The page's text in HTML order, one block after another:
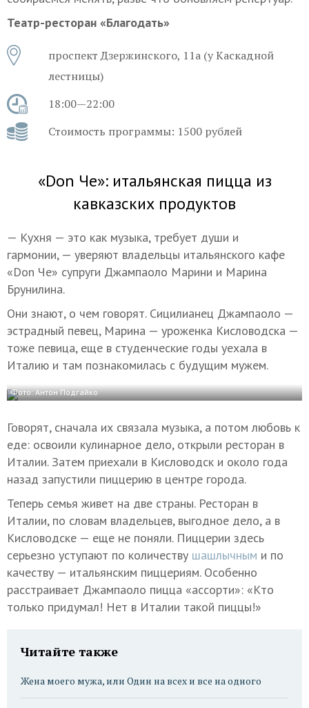
Театр-ресторан «Благодать»
проспект Дзержинского, 11а (у Каскадной
лестницы)
18:00—22:00
Стоимость программы: 1500 рублей
«Don Че»: итальянская пицца из
кавказских продуктов
— Кухня — это как музыка, требует души и
гармонии, — уверяют владельцы итальянского кафе
«Don Че» супруги Джампаоло Марини и Марина
Брунилина.
Они знают, о чем говорят. Сицилианец Джампаоло —
эстрадный певец, Марина — уроженка Кисловодска —
тоже певица, еще в студенческие годы уехала в
Италию и там познакомилась с будущим мужем.
Фото: Антон Подгайко
Говорят, сначала их связала музыка, а потом любовь к
еде: освоили кулинарное дело, открыли ресторан в
Италии. Затем приехали в Кисловодск и около года
назад запустили пиццерию в центре города.
Теперь семья живет на две страны. Ресторан в
Италии, по словам владельцев, выгодное дело, а в
Кисловодске — еще не поняли. Пиццерии здесь
серьезно уступают по количеству шашлычным и по
качеству — итальянским пиццериям. Особенно
расстраивает Джампаоло пицца «ассорти»: «Кто
только придумал! Нет в Италии такой пиццы!»
Читайте также
Жена моего мужа, или Один на всех и все на одного